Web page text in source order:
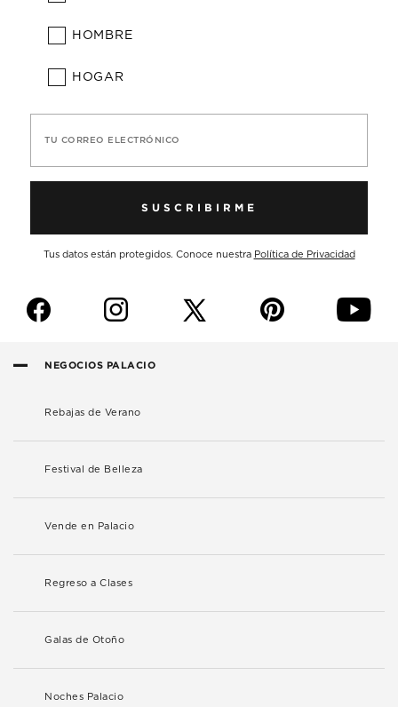
HOMBRE
HOGAR
TU CORREO ELECTRÓNICO
SUSCRIBIRME
Tus datos están protegidos. Conoce nuestra Política de Privacidad
f i p y
NEGOCIOS PALACIO
Rebajas de Verano
Festival de Belleza
Vende en Palacio
Regreso a Clases
Galas de Otoño
Noches Palacio